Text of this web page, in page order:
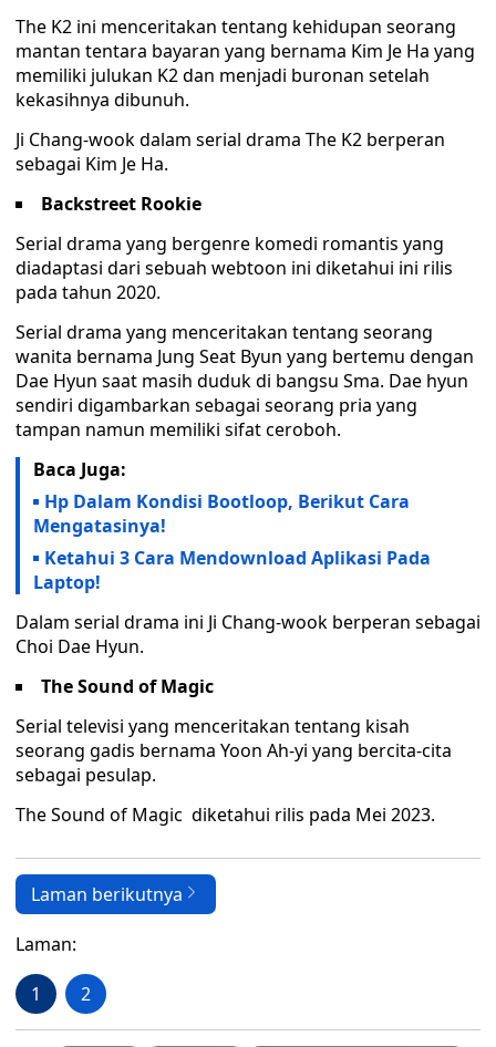
The K2 ini menceritakan tentang kehidupan seorang
mantan tentara bayaran yang bernama Kim Je Ha yang
memiliki julukan K2 dan menjadi buronan setelah
kekasihnya dibunuh.
Ji Chang-wook dalam serial drama The K2 berperan
sebagai Kim Je Ha.
Backstreet Rookie
Serial drama yang bergenre komedi romantis yang
diadaptasi dari sebuah webtoon ini diketahui ini rilis
pada tahun 2020.
Serial drama yang menceritakan tentang seorang
wanita bernama Jung Seat Byun yang bertemu dengan
Dae Hyun saat masih duduk di bangsu Sma. Dae hyun
sendiri digambarkan sebagai seorang pria yang
tampan namun memiliki sifat ceroboh.
Baca Juga:
Hp Dalam Kondisi Bootloop, Berikut Cara
Mengatasinya!
Ketahui 3 Cara Mendownload Aplikasi Pada
Laptop!
Dalam serial drama ini Ji Chang-wook berperan sebagai
Choi Dae Hyun.
The Sound of Magic
Serial televisi yang menceritakan tentang kisah
seorang gadis bernama Yoon Ah-yi yang bercita-cita
sebagai pesulap.
The Sound of Magic diketahui rilis pada Mei 2023.
Laman berikutnya
Laman:
1 2